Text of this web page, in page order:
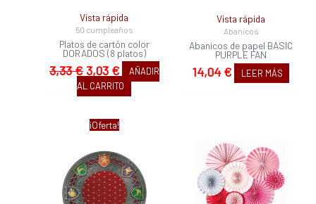
Vista rápida
50 cumpleaños
Platos de cartón color
DORADOS (8 platos)
3,33€ 3,03 €
AÑADIR
AL CARRITO
Vista rápida
Abanicos
Abanicos de papel BASIC
PURPLE FAN
14,04 € LEER MÁS
¡Oferta!
El
original
era:
6,53 €.
actual
es:
3,75 €.